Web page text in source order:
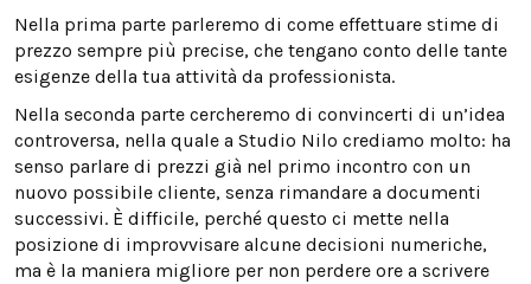
Nella prima parte parleremo di come effettuare stime di
prezzo sempre più precise, che tengano conto delle tante
esigenze della tua attività da professionista.
Nella seconda parte cercheremo di convincerti di un’idea
controversa, nella quale a Studio Nilo crediamo molto: ha
senso parlare di prezzi già nel primo incontro con un
nuovo possibile cliente, senza rimandare a documenti
successivi. È difficile, perché questo ci mette nella
posizione di improvvisare alcune decisioni numeriche,
ma è la maniera migliore per non perdere ore a scrivere